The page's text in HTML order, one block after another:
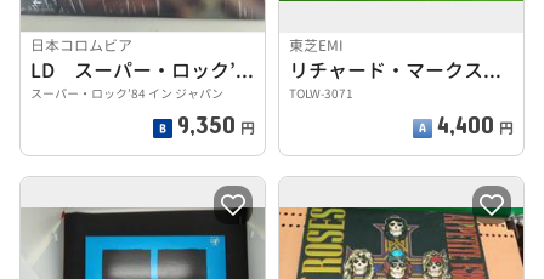
日本コロムビア
LD スーパー・ロック’84 イン ジャパン
スーパー・ロック’84 イン ジャパン
9,350 円
東芝EMI
リチャード・マークス・ストーリー VOL.1
TOLW-3071
4,400 円